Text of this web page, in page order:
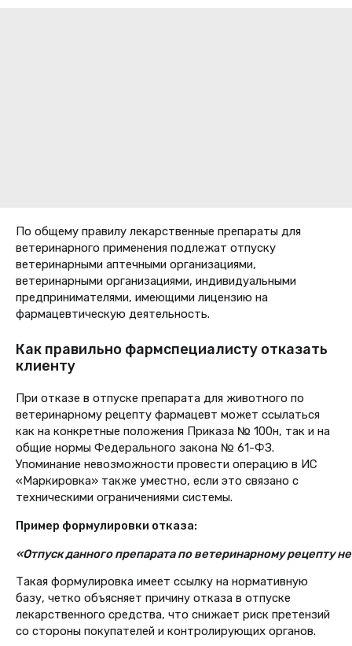
По общему правилу лекарственные препараты для
ветеринарного применения подлежат отпуску
ветеринарными аптечными организациями,
ветеринарными организациями, индивидуальными
предпринимателями, имеющими лицензию на
фармацевтическую деятельность.
Как правильно фармспециалисту отказать
клиенту
При отказе в отпуске препарата для животного по
ветеринарному рецепту фармацевт может ссылаться
как на конкретные положения Приказа № 100н, так и на
общие нормы Федерального закона № 61-ФЗ.
Упоминание невозможности провести операцию в ИС
«Маркировка» также уместно, если это связано с
техническими ограничениями системы.
Пример формулировки отказа:
«Отпуск данного препарата по ветеринарному рецепту
Такая формулировка имеет ссылку на нормативную
базу, четко объясняет причину отказа в отпуске
лекарственного средства, что снижает риск претензий
со стороны покупателей и контролирующих органов.